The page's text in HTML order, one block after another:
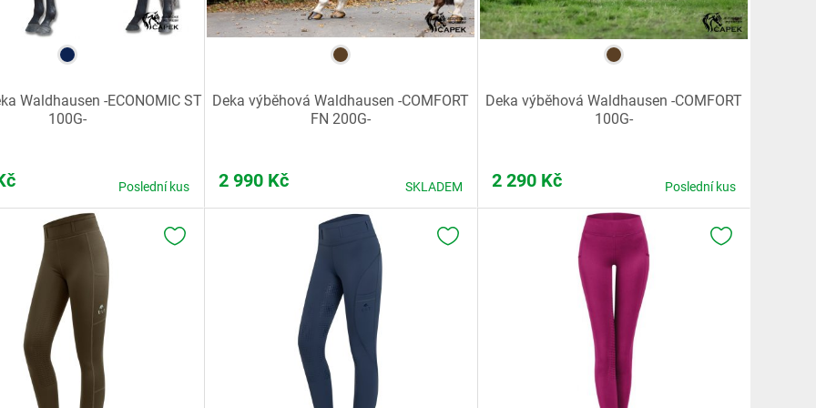
Waldhausen -ECONOMIC ST
100G-
Poslední kus
Deka výběhová Waldhausen -COMFORT
FN 200G-
2 990 Kč SKLADEM
Deka výběhová Waldhausen -COMFORT
100G-
2 290 Kč Poslední kus